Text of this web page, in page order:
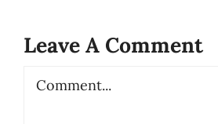
Leave A Comment
Comment